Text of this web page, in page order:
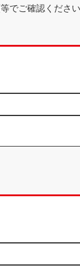
でご確認ください